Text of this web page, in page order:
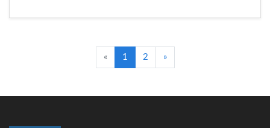
« 1 2 »